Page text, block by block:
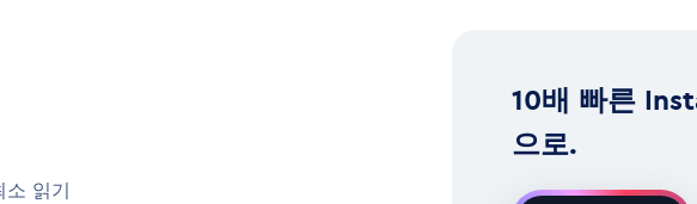
소 읽기
10배 빠른
으로.